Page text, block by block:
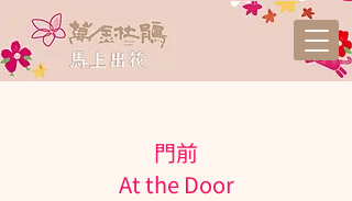
門前
At the Door